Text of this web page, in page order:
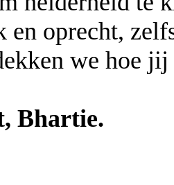
oprecht,
we hoe
Bhartie.